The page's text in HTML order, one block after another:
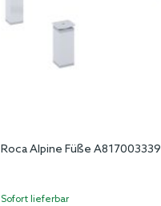
Roca Alpine Füße A817003339
Sofort lieferbar